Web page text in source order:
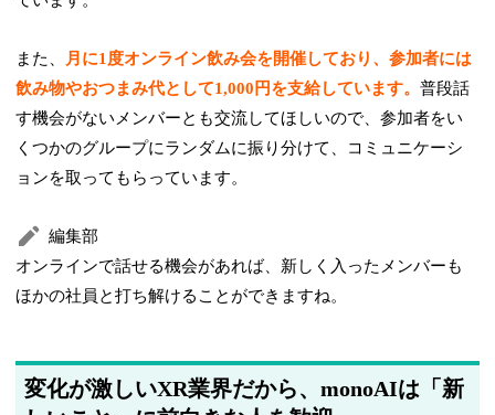
また、
月に1度オンライン飲み会を開催しており、参加者には
飲み物やおつまみ代として1,000円を支給しています。普段話
す機会がないメンバーとも交流してほしいので、参加者をい
くつかのグループにランダムに振り分けて、コミュニケーシ
ョンを取ってもらっています。
編集部
オンラインで話せる機会があれば、新しく入ったメンバーも
ほかの社員と打ち解けることができますね。
変化が激しいXR業界だから、monoAIは「新